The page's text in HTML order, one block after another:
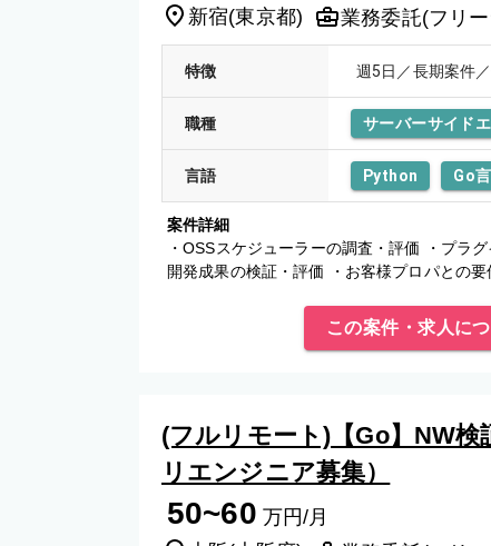
新宿(東京都) 業務委託(フリ
特徴 週5日／長期案件
職種 サーバーサイド
言語 Python Go
案件詳細
・OSSスケジューラーの調査・評価 ・プラ
開発成果の検証・評価 ・お客様プロパとの
この案件・求人に
(フルリモート)【Go】NW
リエンジニア募集）
50~60 万円/月